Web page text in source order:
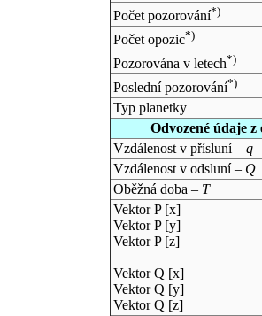
Počet pozorování*)
Počet opozic*)
Pozorována v letech*)
Poslední pozorování*)
Typ planetky
Odvozené údaje
Vzdálenost v přísluní – q
Vzdálenost v odsluní – Q
Oběžná doba – T
Vektor P [x]
Vektor P [y]
Vektor P [z]
Vektor Q [x]
Vektor Q [y]
Vektor Q [z]